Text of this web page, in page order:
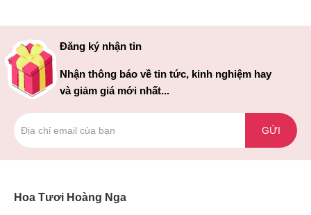
Đăng ký nhận tin
Nhận thông báo về tin tức, kinh nghiệm hay
và giảm giá mới nhất...
GỬI
Hoa Tươi Hoàng Nga